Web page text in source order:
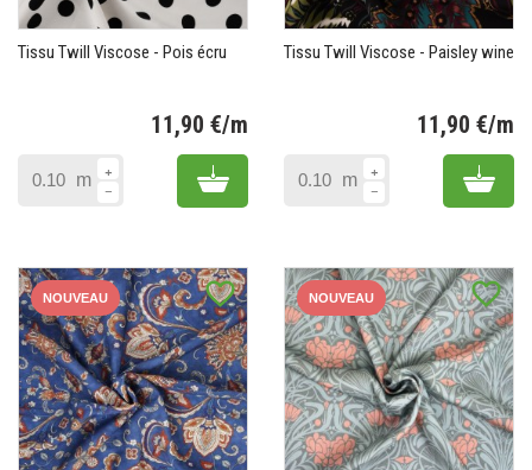
Tissu Twill Viscose - Pois écru
11,90 €/m
m Add to cart
Tissu Twill Viscose - Paisley wine
11,90 €/m
m Add
favorite_border
NOUVEAU favorite_border
NOUVEAU